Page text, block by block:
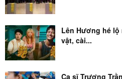
Lên Hương hé
vật, cài...
Ca sĩ Trương